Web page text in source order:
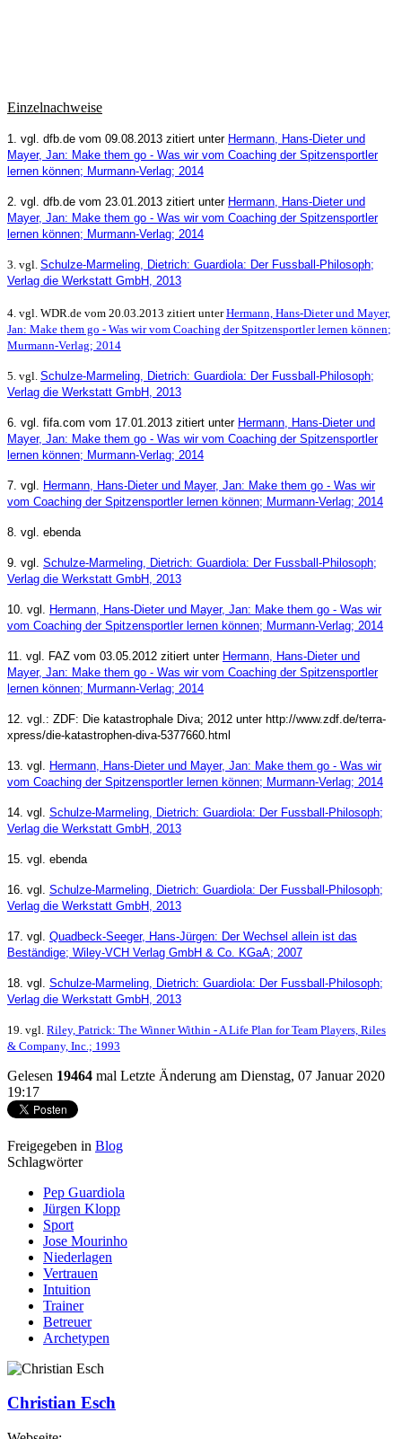
Einzelnachweise
1. vgl. dfb.de vom 09.08.2013 zitiert unter Hermann, Hans-Dieter und
Mayer, Jan: Make them go - Was wir vom Coaching der Spitzensportler
lernen können; Murmann-Verlag; 2014
2. vgl. dfb.de vom 23.01.2013 zitiert unter Hermann, Hans-Dieter und
Mayer, Jan: Make them go - Was wir vom Coaching der Spitzensportler
lernen können; Murmann-Verlag; 2014
3. vgl. Schulze-Marmeling, Dietrich: Guardiola: Der Fussball-Philosoph;
Verlag die Werkstatt GmbH, 2013
4. vgl. WDR.de vom 20.03.2013 zitiert unterHermann, Hans-Dieter und Mayer,
Jan: Make them go - Was wir vom Coaching der Spitzensportler lernen können;
Murmann-Verlag; 2014
5. vgl. Schulze-Marmeling, Dietrich: Guardiola: Der Fussball-Philosoph;
Verlag die Werkstatt GmbH, 2013
6. vgl. fifa.com vom 17.01.2013 zitiert unter Hermann, Hans-Dieter und
Mayer, Jan: Make them go - Was wir vom Coaching der Spitzensportler
lernen können; Murmann-Verlag; 2014
7. vgl. Hermann, Hans-Dieter und Mayer, Jan: Make them go - Was wir
vom Coaching der Spitzensportler lernen können; Murmann-Verlag; 2014
8. vgl. ebenda
9. vgl. Schulze-Marmeling, Dietrich: Guardiola: Der Fussball-Philosoph;
Verlag die Werkstatt GmbH, 2013
10. vgl. Hermann, Hans-Dieter und Mayer, Jan: Make them go - Was wir
vom Coaching der Spitzensportler lernen können; Murmann-Verlag; 2014
11. vgl. FAZ vom 03.05.2012 zitiert unter Hermann, Hans-Dieter und
Mayer, Jan: Make them go - Was wir vom Coaching der Spitzensportler
lernen können; Murmann-Verlag; 2014
12. vgl.: ZDF: Die katastrophale Diva; 2012 unter http://www.zdf.de/terra-
xpress/die-katastrophen-diva-5377660.html
13. vgl. Hermann, Hans-Dieter und Mayer, Jan: Make them go - Was wir
vom Coaching der Spitzensportler lernen können; Murmann-Verlag; 2014
14. vgl. Schulze-Marmeling, Dietrich: Guardiola: Der Fussball-Philosoph;
Verlag die Werkstatt GmbH, 2013
15. vgl. ebenda
16. vgl. Schulze-Marmeling, Dietrich: Guardiola: Der Fussball-Philosoph;
Verlag die Werkstatt GmbH, 2013
17. vgl. Quadbeck-Seeger, Hans-Jürgen: Der Wechsel allein ist das
Beständige; Wiley-VCH Verlag GmbH & Co. KGaA; 2007
18. vgl. Schulze-Marmeling, Dietrich: Guardiola: Der Fussball-Philosoph;
Verlag die Werkstatt GmbH, 2013
19. vgl. Riley, Patrick: The Winner Within - A Life Plan for Team Players, Riles
& Company, Inc.; 1993
Gelesen 19464 mal Letzte Änderung am Dienstag, 07 Januar 2020
19:17
Freigegeben in Blog
Schlagwörter
Pep Guardiola
Jürgen Klopp
Sport
Jose Mourinho
Niederlagen
Vertrauen
Intuition
Trainer
Betreuer
Archetypen
Christian Esch